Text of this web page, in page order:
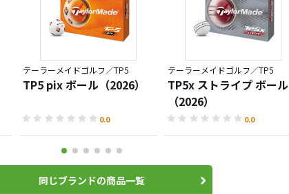
テーラーメイドゴルフ／TP5
TP5 pix ボール（2026）
0.0
テーラーメイドゴルフ／TP5
TP5x ストライプ ボール
（2026）
0.0
同じブランドの商品一覧